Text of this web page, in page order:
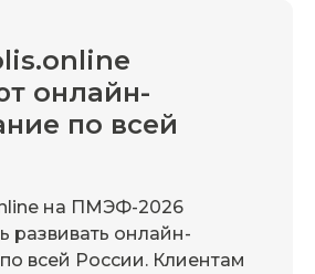
онлайн-
по всей
на ПМЭФ-2026
развивать онлайн-
всей России. Клиентам